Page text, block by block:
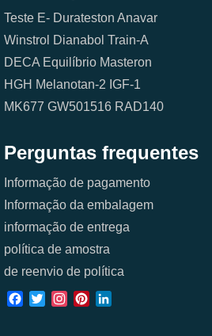
Teste E- Durateston Anavar
Winstrol Dianabol Train-A
DECA Equilíbrio Masteron
HGH Melanotan-2 IGF-1
MK677 GW501516 RAD140
Perguntas frequentes
Informação de pagamento
Informação da embalagem
informação de entrega
política de amostra
de reenvio de política
Facebook
TwitterInstagram
Pinterest